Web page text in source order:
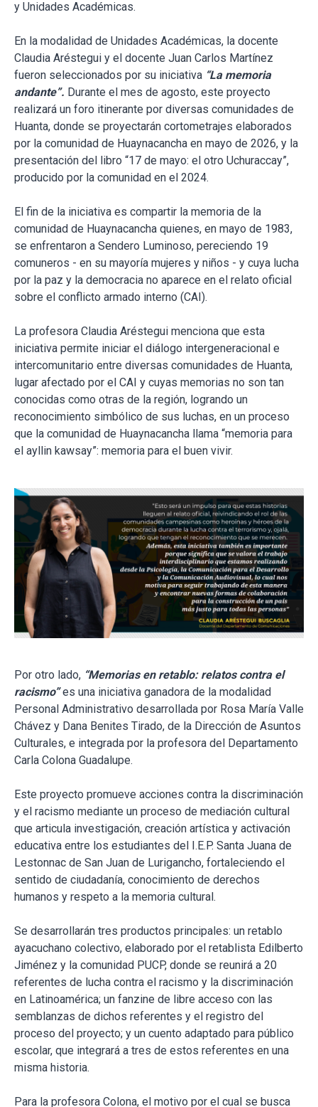
y Unidades Académicas.
En la modalidad de Unidades Académicas, la docente
Claudia Aréstegui y el docente Juan Carlos Martínez
fueron seleccionados por su iniciativa “La memoria
andante”. Durante el mes de agosto, este proyecto
realizará un foro itinerante por diversas comunidades de
Huanta, donde se proyectarán cortometrajes elaborados
por la comunidad de Huaynacancha en mayo de 2026, y la
presentación del libro “17 de mayo: el otro Uchuraccay”,
producido por la comunidad en el 2024.
El fin de la iniciativa es compartir la memoria de la
comunidad de Huaynacancha quienes, en mayo de 1983,
se enfrentaron a Sendero Luminoso, pereciendo 19
comuneros - en su mayoría mujeres y niños - y cuya lucha
por la paz y la democracia no aparece en el relato oficial
sobre el conflicto armado interno (CAI).
La profesora Claudia Aréstegui menciona que esta
iniciativa permite iniciar el diálogo intergeneracional e
intercomunitario entre diversas comunidades de Huanta,
lugar afectado por el CAI y cuyas memorias no son tan
conocidas como otras de la región, logrando un
reconocimiento simbólico de sus luchas, en un proceso
que la comunidad de Huaynacancha llama “memoria para
el ayllin kawsay”: memoria para el buen vivir.
Por otro lado, “Memorias en retablo: relatos contra el
racismo”es una iniciativa ganadora de la modalidad
Personal Administrativo desarrollada por Rosa María Valle
Chávez y Dana Benites Tirado, de la Dirección de Asuntos
Culturales, e integrada por la profesora del Departamento
Carla Colona Guadalupe.
Este proyecto promueve acciones contra la discriminación
y el racismo mediante un proceso de mediación cultural
que articula investigación, creación artística y activación
educativa entre los estudiantes del I.E.P. Santa Juana de
Lestonnac de San Juan de Lurigancho, fortaleciendo el
sentido de ciudadanía, conocimiento de derechos
humanos y respeto a la memoria cultural.
Se desarrollarán tres productos principales: un retablo
ayacuchano colectivo, elaborado por el retablista Edilberto
Jiménez y la comunidad PUCP, donde se reunirá a 20
referentes de lucha contra el racismo y la discriminación
en Latinoamérica; un fanzine de libre acceso con las
semblanzas de dichos referentes y el registro del
proceso del proyecto; y un cuento adaptado para público
escolar, que integrará a tres de estos referentes en una
misma historia.
Para la profesora Colona, el motivo por el cual se busca